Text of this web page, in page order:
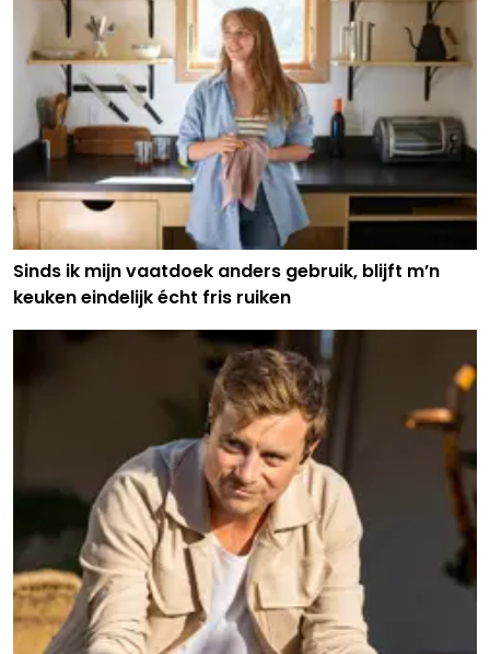
Sinds ik mijn vaatdoek anders gebruik, blijft m’n
keuken eindelijk écht fris ruiken